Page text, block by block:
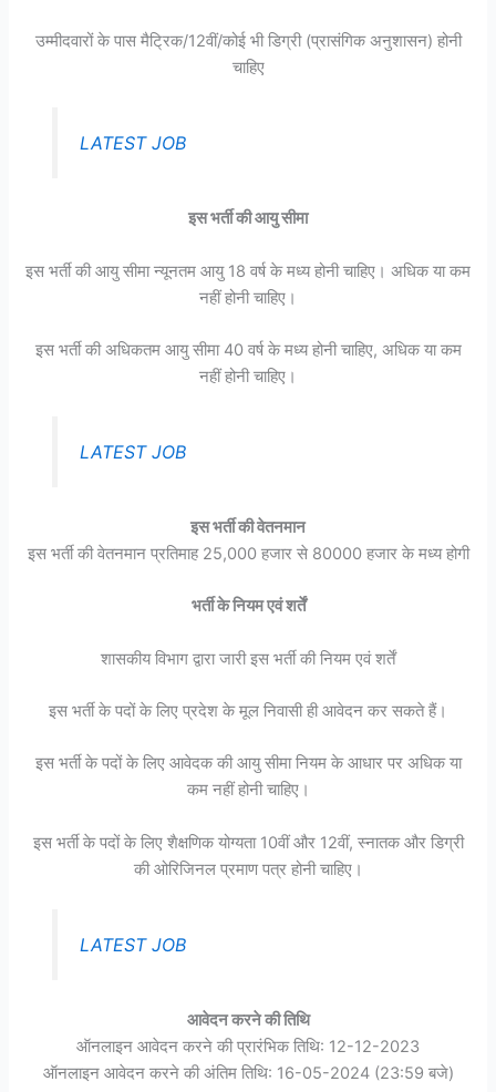
उम्मीदवारों के पास मैट्रिक/12वीं/कोई भी डिग्री (प्रासंगिक अनुशासन) होनी
चाहिए
LATEST JOB
इस भर्ती की आयु सीमा
इस भर्ती की आयु सीमा न्यूनतम आयु 18 वर्ष के मध्य होनी चाहिए। अधिक या कम
नहीं होनी चाहिए।
इस भर्ती की अधिकतम आयु सीमा 40 वर्ष के मध्य होनी चाहिए, अधिक या कम
नहीं होनी चाहिए।
LATEST JOB
इस भर्ती की वेतनमान
इस भर्ती की वेतनमान प्रतिमाह 25,000 हजार से 80000 हजार के मध्य होगी
भर्ती के नियम एवं शर्तें
शासकीय विभाग द्वारा जारी इस भर्ती की नियम एवं शर्तें
इस भर्ती के पदों के लिए प्रदेश के मूल निवासी ही आवेदन कर सकते हैं।
इस भर्ती के पदों के लिए आवेदक की आयु सीमा नियम के आधार पर अधिक या
कम नहीं होनी चाहिए।
इस भर्ती के पदों के लिए शैक्षणिक योग्यता 10वीं और 12वीं, स्नातक और डिग्री
की ओरिजिनल प्रमाण पत्र होनी चाहिए।
LATEST JOB
आवेदन करने की तिथि
ऑनलाइन आवेदन करने की प्रारंभिक तिथि: 12-12-2023
ऑनलाइन आवेदन करने की अंतिम तिथि: 16-05-2024 (23:59 बजे)